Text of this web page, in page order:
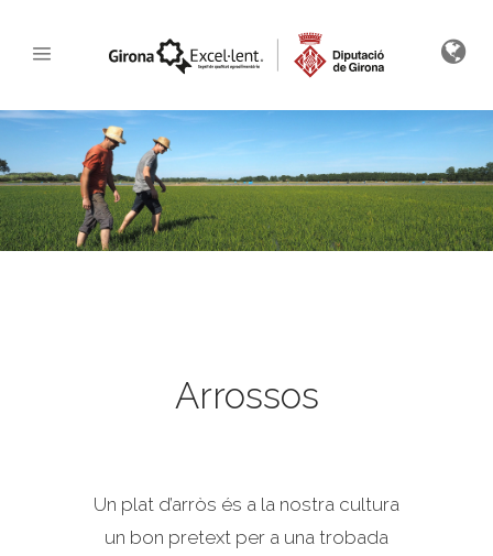
Arrossos
Un plat d’arròs és a la nostra cultura
un bon pretext per a una trobada